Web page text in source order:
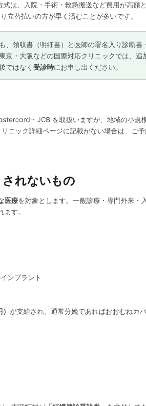
は、入院・手術・救急搬送など費用が高額
立替払いの方が早く済むことが多いです。
、領収書（明細書）と医師の署名入り診断書
京・大阪などの国際対応クリニックでは、追
ではなく 受診時にお申し出ください。
・JCB を取扱いますが、地域の小規
ニック詳細ページに記載がない場合は、ご予
れないもの
医療を対象とします。一般診療・専門外来・
す。
ンプラント
が支給され、通常分娩であればおおむねカバ